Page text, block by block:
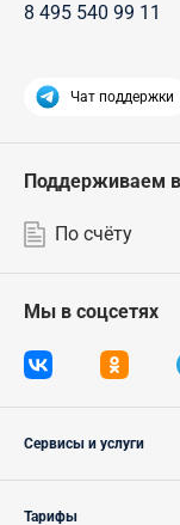
8 495 540 99 11
Чат поддержки
Мы в соцсетях
Поддерживаем
По счёту
Сервисы и услуги
Тарифы